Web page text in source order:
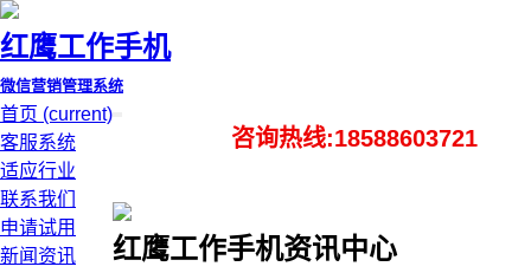
红鹰工作手机
微信营销管理系统
首页 (current)
客服系统
适应行业
联系我们
申请试用
新闻资讯
咨询热线:18588603721
红鹰工作手机资讯中心